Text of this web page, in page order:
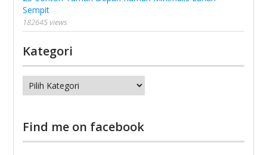
Sempit
182645 views
Kategori
Kategori
Find me on facebook